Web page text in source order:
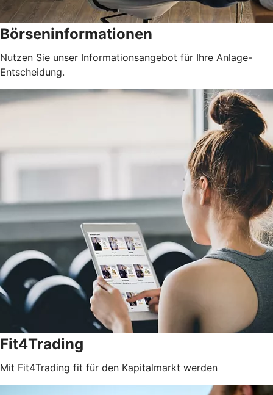
Börseninformationen
Nutzen Sie unser Informationsangebot für Ihre Anlage-
Entscheidung.
Fit4Trading
Mit Fit4Trading fit für den Kapitalmarkt werden